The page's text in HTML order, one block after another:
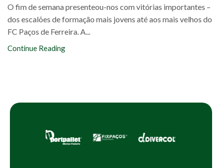
O fim de semana presenteou-nos com vitórias importantes –
dos escalões de formação mais jovens até aos mais velhos do
FC Paços de Ferreira. A...
Continue Reading